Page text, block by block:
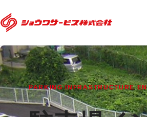
PARKING INFRASTRUCTURE